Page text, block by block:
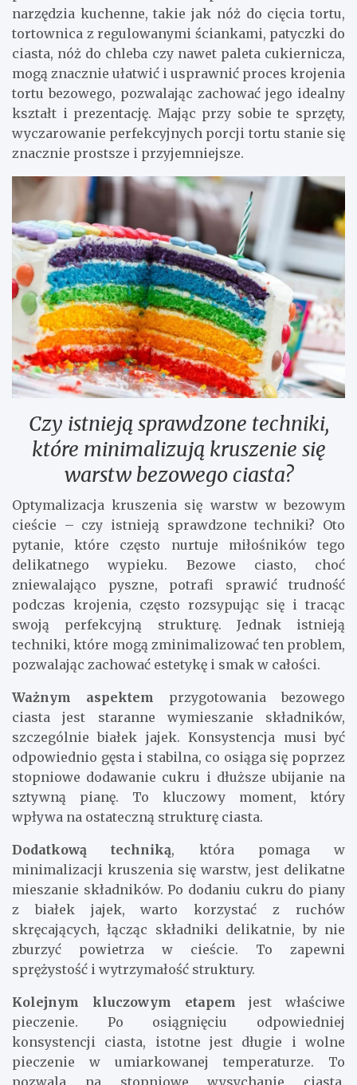
narzędzia kuchenne, takie jak nóż do cięcia tortu,
tortownica z regulowanymi ściankami, patyczki do
ciasta, nóż do chleba czy nawet paleta cukiernicza,
mogą znacznie ułatwić i usprawnić proces krojenia
tortu bezowego, pozwalając zachować jego idealny
kształt i prezentację. Mając przy sobie te sprzęty,
wyczarowanie perfekcyjnych porcji tortu stanie się
znacznie prostsze i przyjemniejsze.
Czy istnieją sprawdzone techniki,
które minimalizują kruszenie się
warstw bezowego ciasta?
Optymalizacja kruszenia się warstw w bezowym
cieście – czy istnieją sprawdzone techniki? Oto
pytanie, które często nurtuje miłośników tego
delikatnego wypieku. Bezowe ciasto, choć
zniewalająco pyszne, potrafi sprawić trudność
podczas krojenia, często rozsypując się i tracąc
swoją perfekcyjną strukturę. Jednak istnieją
techniki, które mogą zminimalizować ten problem,
pozwalając zachować estetykę i smak w całości.
Ważnym aspektem przygotowania bezowego
ciasta jest staranne wymieszanie składników,
szczególnie białek jajek. Konsystencja musi być
odpowiednio gęsta i stabilna, co osiąga się poprzez
stopniowe dodawanie cukru i dłuższe ubijanie na
sztywną pianę. To kluczowy moment, który
wpływa na ostateczną strukturę ciasta.
Dodatkową techniką, która pomaga w
minimalizacji kruszenia się warstw, jest delikatne
mieszanie składników. Po dodaniu cukru do piany
z białek jajek, warto korzystać z ruchów
skręcających, łącząc składniki delikatnie, by nie
zburzyć powietrza w cieście. To zapewni
sprężystość i wytrzymałość struktury.
Kolejnym kluczowym etapem jest właściwe
pieczenie. Po osiągnięciu odpowiedniej
konsystencji ciasta, istotne jest długie i wolne
pieczenie w umiarkowanej temperaturze. To
pozwala na stopniowe wysychanie ciasta,